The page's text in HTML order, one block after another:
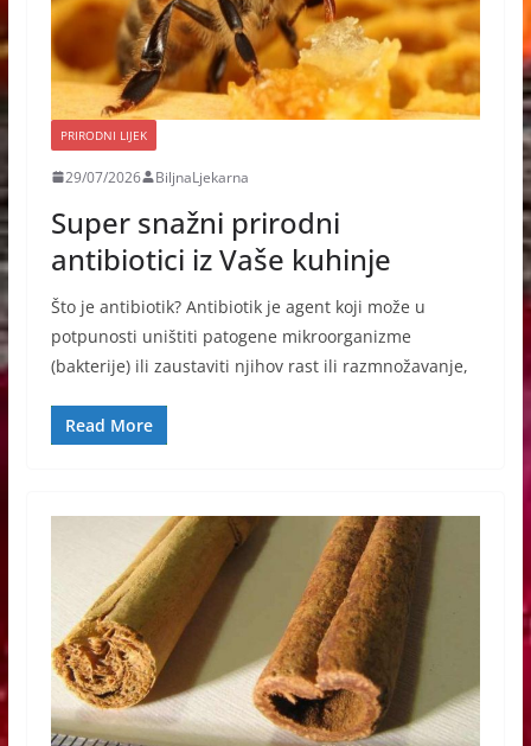
PRIRODNI LIJEK
29/07/2026 BiljnaLjekarna
Super snažni prirodni
antibiotici iz Vaše kuhinje
Što je antibiotik? Antibiotik je agent koji može u
potpunosti uništiti patogene mikroorganizme
(bakterije) ili zaustaviti njihov rast ili razmnožavanje,
Read More